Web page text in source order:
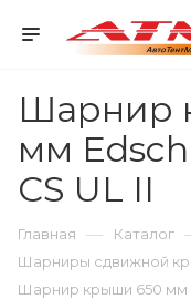
Шарнир
мм
CS UL II
Главная — Каталог
Шарниры сдвижной
Шарнир крыши 650 мм